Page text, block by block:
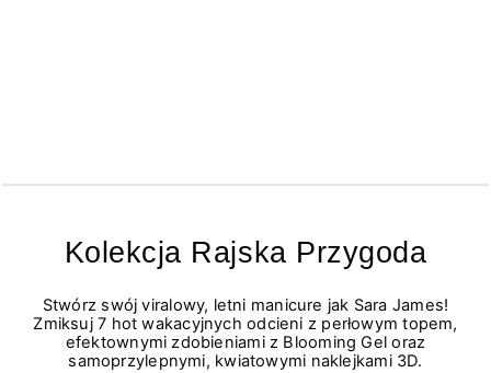
Kolekcja Rajska Przygoda
Stwórz swój viralowy, letni manicure jak Sara James!
Zmiksuj 7 hot wakacyjnych odcieni z perłowym topem,
efektownymi zdobieniami z Blooming Gel oraz
samoprzylepnymi, kwiatowymi naklejkami 3D.